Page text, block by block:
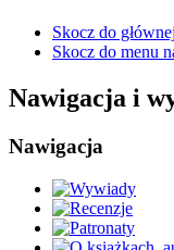
Skocz do
Skocz do menu
Nawigacja i
Nawigacja